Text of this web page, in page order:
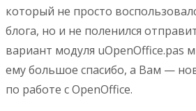
который не просто
блога, но и не поленился
вариант модуля uOpenOffice.pas
ему большое спасибо, а Вам —
по работе с OpenOffice.